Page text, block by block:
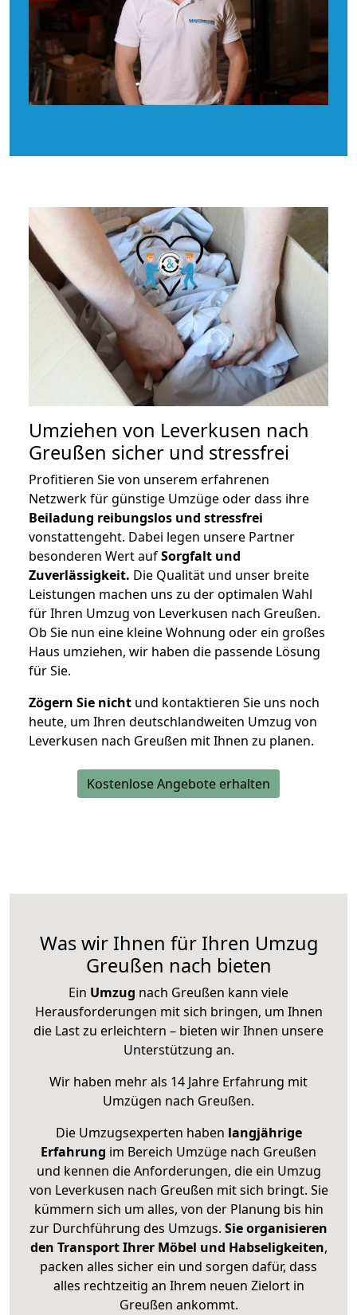
Umziehen von Leverkusen nach
Greußen sicher und stressfrei
Profitieren Sie von unserem erfahrenen
Netzwerk für günstige Umzüge oder dass ihre
Beiladung reibungslos und stressfrei
vonstattengeht. Dabei legen unsere Partner
besonderen Wert aufSorgfalt und
Zuverlässigkeit. Die Qualität und unser breite
Leistungen machen uns zu der optimalen Wahl
für Ihren Umzug von Leverkusen nach Greußen.
Ob Sie nun eine kleine Wohnung oder ein großes
Haus umziehen, wir haben die passende Lösung
für Sie.
Zögern Sie nicht und kontaktieren Sie uns noch
heute, um Ihren deutschlandweiten Umzug von
Leverkusen nach Greußen mit Ihnen zu planen.
Kostenlose Angebote erhalten
Was wir Ihnen für Ihren Umzug
Greußen nach bieten
Ein Umzug nach Greußen kann viele
Herausforderungen mit sich bringen, um Ihnen
die Last zu erleichtern – bieten wir Ihnen unsere
Unterstützung an.
Wir haben mehr als 14 Jahre Erfahrung mit
Umzügen nach Greußen.
Die Umzugsexperten haben langjährige
Erfahrung im Bereich Umzüge nach Greußen
und kennen die Anforderungen, die ein Umzug
von Leverkusen nach Greußen mit sich bringt. Sie
kümmern sich um alles, von der Planung bis hin
zur Durchführung des Umzugs. Sie organisieren
den Transport Ihrer Möbel und Habseligkeiten,
packen alles sicher ein und sorgen dafür, dass
alles rechtzeitig an Ihrem neuen Zielort in
Greußen ankommt.